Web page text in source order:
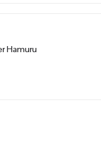
Hamuru